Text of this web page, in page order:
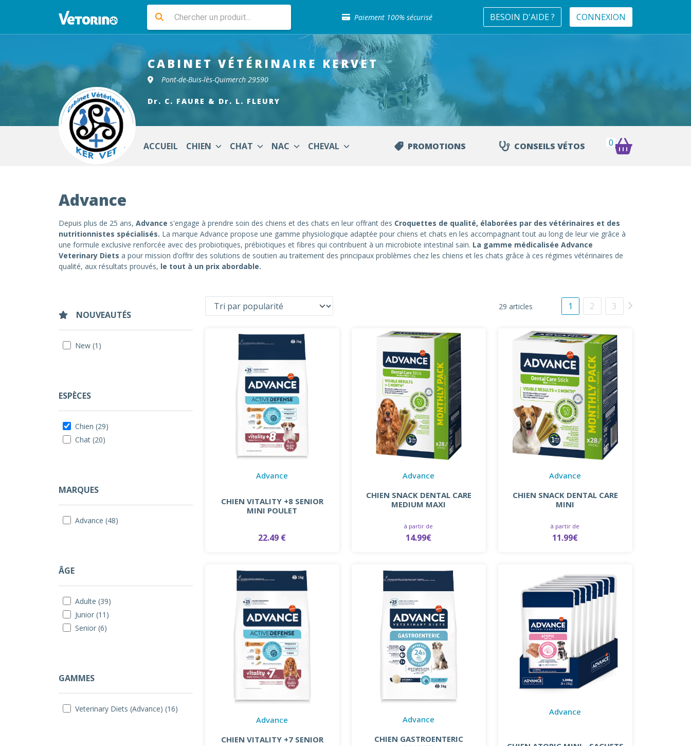
Paiement 100% sécurisé
Retour gratuit en clinique
Sélection de croquettes vétérinaire
Paiement 100% sécurisé
Livraison gratuite en clinique vétérinaire
Retour gratuit en clinique
Sélection de croquettes vétérinaire
BESOIN D'AIDE ? CONNEXION
CABINET VÉTÉRINAIRE KERVET
Pont-de-Buis-lès-Quimerch 29590
Dr. C. FAURE & Dr. L. FLEURY
ACCUEIL CHIEN CHAT NAC CHEVAL PROMOTIONS CONSEILS VÉTOS 0
Advance
Depuis plus de 25 ans, Advance s'engage à prendre soin des chiens et des chats en leur offrant des Croquettes de qualité, élaborées par des vétérinaires et des
nutritionnistes spécialisés. La marque Advance propose une gamme physiologique adaptée pour chiens et chats en les accompagnant tout au long de leur vie grâce à
une formule exclusive renforcée avec des probiotiques, prébiotiques et fibres qui contribuent à un microbiote intestinal sain. La gamme médicalisée Advance
Veterinary Diets a pour mission d’offrir des solutions de soutien au traitement des principaux problèmes chez les chiens et les chats grâce à ces régimes vétérinaires de
qualité, aux résultats prouvés, le tout à un prix abordable.
NOUVEAUTÉS
New (1)
ESPÈCES
Chien (29)
Chat (20)
MARQUES
Advance (48)
ÂGE
Adulte (39)
Junior (11)
Senior (6)
GAMMES
Veterinary Diets (Advance) (16)
29 articles 1 2 3
Advance
CHIEN VITALITY +8 SENIOR
MINI POULET
22.49 €
Advance
CHIEN SNACK DENTAL CARE
MEDIUM MAXI
à partir de
14.99€
Advance
CHIEN SNACK DENTAL CARE
MINI
à partir de
11.99€
Advance
CHIEN VITALITY +7 SENIOR
Advance
CHIEN GASTROENTERIC
Advance